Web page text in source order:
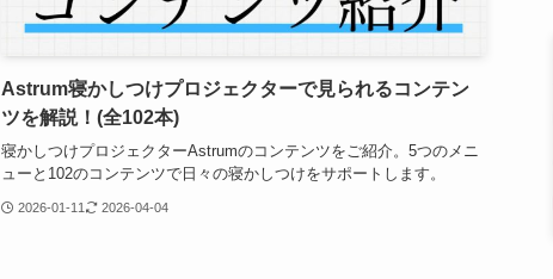
Astrum寝かしつけプロジェクターで見られるコンテン
ツを解説！(全102本)
寝かしつけプロジェクターAstrumのコンテンツをご紹介。5つのメニ
ューと102のコンテンツで日々の寝かしつけをサポートします。
2026-01-11 2026-04-04